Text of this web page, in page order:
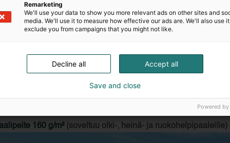
valmistetaan neulaamismenetelmällä lyhyestä ja UV-
ilman liimoja ja liuottimia kudoksen tasalaatuisuuden ja
käytetään eri vahvuuksia ja varastossa
käytettävällä Velcro-tarranauhalla.
italialainen perheyritys Edilfloor S.p.A. yli 45 vuoden
muassa maanrakennusalalle sekä auto- ja
160 g/m²(soveltuu olki-, heinä- ja ruokohelpipaaleille)
Remarketing
We'll use your data to show you more relevant ads on other sites and
media. We'll use it to measure how effective our ads are. We'll also use
exclude you from campaigns that you might not like.
Accept all
Decline all
Save and close
Powered by